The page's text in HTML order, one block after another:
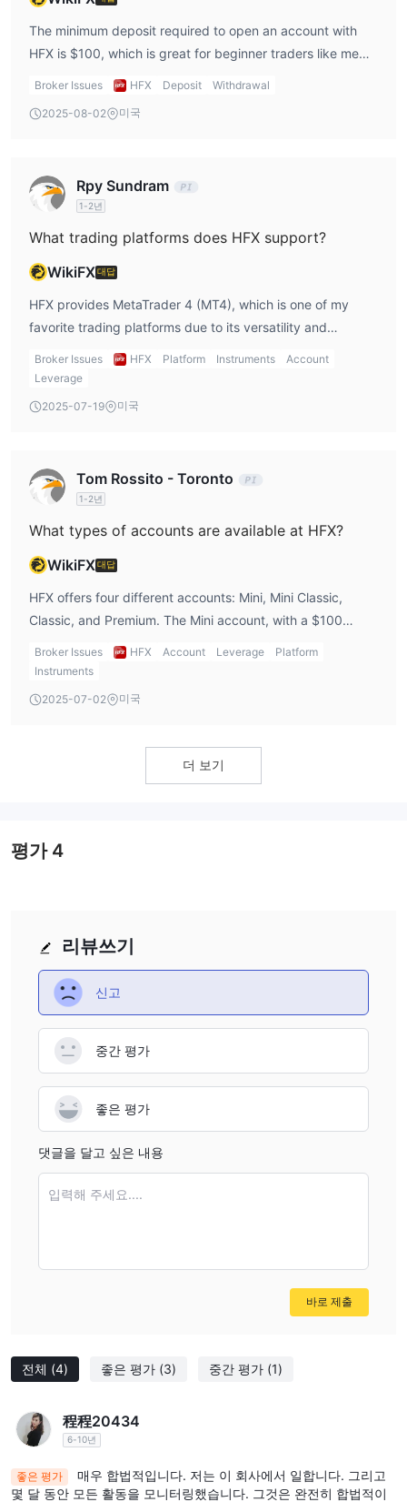
계정 유형
데모 계정 외에도, HFX은 투자자들에게 미니, 미니 클래식, 클래식,
미니 계정: 시작 단계의 저거래량 트레이더를 위한 계정입니다.
미니 클래식 계정:초보자를 위한 계정입니다.
프리미엄 계정: 스캘퍼, 대량 거래자 및 전문가 자문 (EA)을 사용하
는 사람들을 위한 계정입니다.
레버리지
레버리지가 클수록 예치 자본을 잃을 위험이 커집니다. 레버리지의
사용은 유리하게 작용할 수도 있고 그 반대로 작용할 수도 있습니다.
스프레드 및 수수료
HFX은 수수료 없는 계정을 제공하지 않습니다. 모든 계정 유형에는
특정 수수료가 부과됩니다. 미니 계정의 스프레드는 1픽스부터 시작
하며, 다른 세 가지 계정 유형에는 0픽스부터 시작합니다.
HFX은 트레이더들에게 널리 알려진 인기 있는
(MT4) 거래 플랫폼을 제공합니다. 이 플랫폼은 고급 기능, 사용자
HFX은 사용자들의 다양한 요구를 이해하고, 특정 선호도를 충족시
키기 위해 여러 거래 시스템을 제공합니다. 이 시스템에는
되어 있으며, 다양한 기기에서의 호환성과 접근성을 보장합니다.
입출금
HFX은송금을 통한 입금
액은$100으로, 트레이더들이 관리 가능한 초기 투자로 거래 활동
래자들은 출금을 요청할 수 있으며, 이러한 요청의 처리 시간은
검토하거나 HFX에 직접 문의하여 해당 수수료에 대한 정확한 정보
HFX의 고객 지원은전화: +6221-2933-7651, 이메일:
또한 이 브로커를
과 같은 소셜
네트워크에서 팔로우할 수 있습니다.
회사 주소:APL Tower Central Park Mall Lantai 16 No. T2
Jl. Let.Jend S.Parman Kav 28 Jakarta Barat 11470
Indonesia
HFX은 규제되고 있나요?
네. HFX은 Badan Pengawas Perdagangan Berjangka Komoditi
HFX은 업계 표준인 MT4 및 MT5를 제공하나요?
계정 개설을 위한 최소 초기 입금액은 $100입니다.
네. HFX은 규제가 잘 되어 있으며, 주요 MT4 플랫폼에서 경쟁력 있
는 거래 조건과 다양한 거래 도구를 제공하기 때문에 초보자에게 좋
습할 수 있는 데모 계정도 제공합니다.
commissions based on the spread. Personally, I like that
HFX trading brokers are transparent about their
commissions and spreads, which allows me to make an
and withdraw without incurring additional costs, making it
type to ensure it aligns with my trading strategy and
frequency.
The minimum deposit required to open an account with
HFX is $100, which is great for beginner traders like me
who don’t want to risk too much capital upfront. For those
perfect option. This low barrier to entry makes it much
gives me the flexibility to experiment with different
strategies and gradually increase my capital. I appreciate
that HFX trading brokers offer low deposit options for new
on significant risk.
Broker Issues HFX Deposit Withdrawal
2025-08-02 미국
Rpy Sundram
1-2년
What trading platforms does HFX support?
WikiFX대답
HFX provides MetaTrader 4 (MT4), which is one of my
favorite trading platforms due to its versatility and
advanced charting tools. It allows me to customize my
indicators, automate my trades, and execute orders
iPhone, and iPad, making it easy for me to trade on the
brokers with low minimum deposit options also offer these
flexible platforms for convenient trading from anywhere.
Broker Issues HFX Platform Instruments
Account
Leverage
2025-07-19 미국
Tom Rossito - Toronto
1-2년
What types of accounts are available at HFX?
WikiFX대답
HFX offers four different accounts: Mini, Mini Classic,
Classic, and Premium. The Mini account, with a $100
minimum deposit, is ideal for beginner traders who are just
starting out. The Premium account, which requires a
appreciate the flexibility in account types because it
trading goals. For anyone looking for HFX brokers with low
Broker Issues HFX Account Leverage
Platform
Instruments
2025-07-02 미국
더 보기
전체 (4) 좋은 평가 (3) 중간 평가 (1)
程程20434
6-10년
좋은 평가
매우 합법적입니다. 저는 이 회사에서 일합니다. 그리고
몇 달 동안 모든 활동을 모니터링했습니다. 그것은 완전히 합법적이
리뷰쓰기
신고
중간 평가
좋은 평가
댓글을 달고 싶은 내용
입력해 주세요....
바로 제출
평가4